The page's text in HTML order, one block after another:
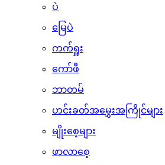
ပဲ
မြေပဲ
ကက်ရှူး
ကော်ဖီ
ဘာတမ်
ဟင်းခတ်အမွှေးအကြိုင်များ
မျိုးစေ့များ
ဖာလာစေ့